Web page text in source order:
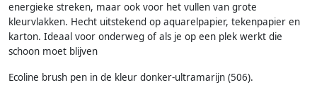
energieke streken, maar ook voor het vullen van grote
kleurvlakken. Hecht uitstekend op aquarelpapier, tekenpapier en
karton. Ideaal voor onderweg of als je op een plek werkt die
schoon moet blijven
Ecoline brush pen in de kleur donker-ultramarijn (506).